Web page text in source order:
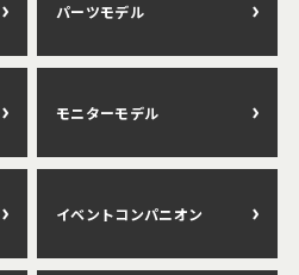
パーツモデル
モニターモデル
イベントコンパニオン